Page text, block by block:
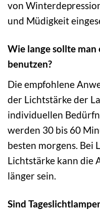
von
und Müdigkeit
Wie lange sollte man
benutzen?
Die empfohlene
der Lichtstärke der
individuellen
werden 30 bis 60
besten morgens. Bei
Lichtstärke kann die
länger sein.
Sind